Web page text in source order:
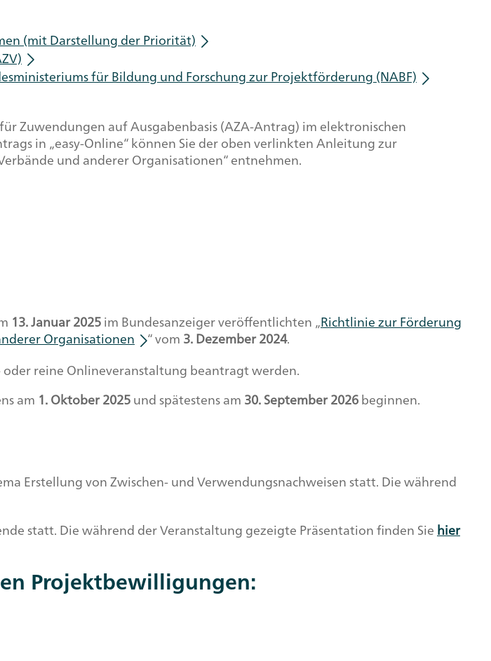
(mit Darstellung der Priorität)
für Bildung und Forschung zur Projektförderung (NABF)
Zuwendungen auf Ausgabenbasis (AZA-Antrag) im elektronischen
in „easy-Online“ können Sie der oben verlinkten Anleitung zur
und anderer Organisationen“ entnehmen.
13. Januar 2025im Bundesanzeiger veröffentlichten „Richtlinie zur Förderung
Organisationen “ vom3. Dezember 2024.
reine Onlineveranstaltung beantragt werden.
am 1. Oktober 2025und spätestens am30. September 2026beginnen.
Erstellung von Zwischen- und Verwendungsnachweisen statt. Die während
statt. Die während der Veranstaltung gezeigte Präsentation finden Siehier
Projektbewilligungen: